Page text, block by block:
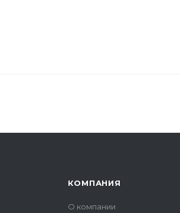
КОМПАНИЯ
О компании